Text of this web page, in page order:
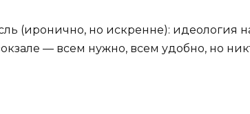
(иронично, но искренне): идеология
— всем нужно, всем удобно, но